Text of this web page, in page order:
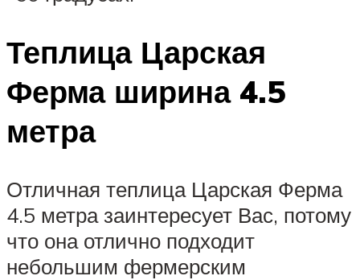
Теплица Царская
Ферма ширина 4.5
метра
Отличная теплица Царская Ферма
4.5 метра заинтересует Вас, потому
что она отлично подходит
небольшим фермерским